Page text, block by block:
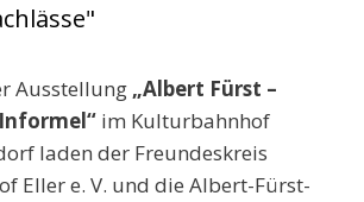
Ausstellung „Albert Fürst –
“ im Kulturbahnhof
laden der Freundeskreis
Eller e. V. und die Albert-Fürst-